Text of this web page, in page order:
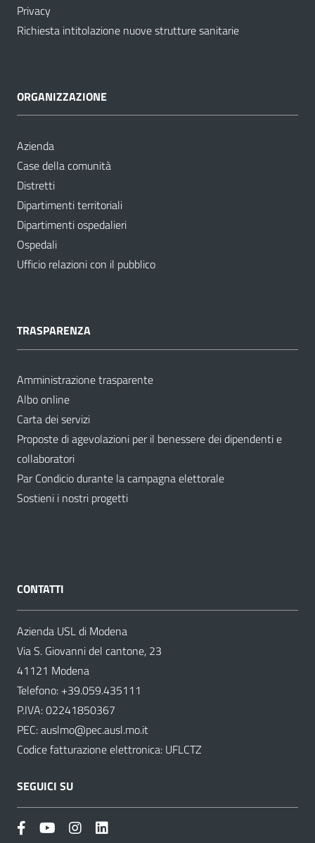
Privacy
Richiesta intitolazione nuove strutture sanitarie
ORGANIZZAZIONE
Azienda
Case della comunità
Distretti
Dipartimenti territoriali
Dipartimenti ospedalieri
Ospedali
Ufficio relazioni con il pubblico
TRASPARENZA
Amministrazione trasparente
Albo online
Carta dei servizi
Proposte di agevolazioni per il benessere dei dipendenti e
collaboratori
Par Condicio durante la campagna elettorale
Sostieni i nostri progetti
CONTATTI
Azienda USL di Modena
Via S. Giovanni del cantone, 23
41121 Modena
Telefono: +39.059.435111
P.IVA: 02241850367
PEC:auslmo@pec.ausl.mo.it
Codice fatturazione elettronica: UFLCTZ
SEGUICI SU